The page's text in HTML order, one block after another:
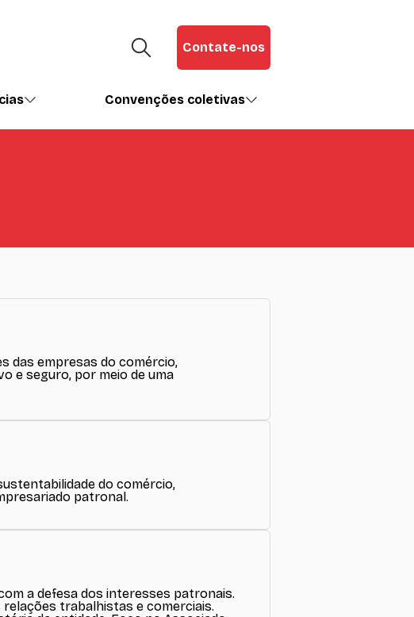
Contate-nos
Convenções coletivas
das empresas do comércio,
e seguro, por meio de uma
do comércio,
patronal.
a defesa dos interesses patronais.
trabalhistas e comerciais.